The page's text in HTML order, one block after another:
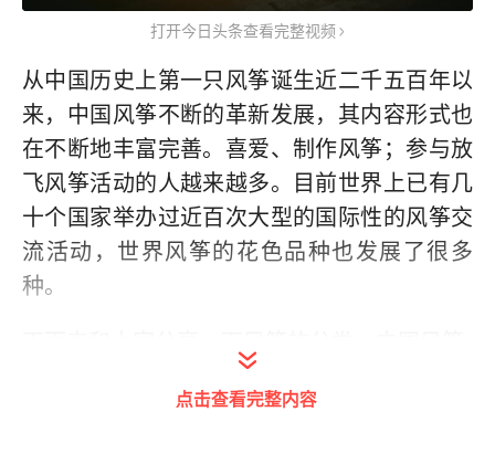
打开今日头条查看完整视频
从中国历史上第一只风筝诞生近二千五百年以
来，中国风筝不断的革新发展，其内容形式也
在不断地丰富完善。喜爱、制作风筝；参与放
飞风筝活动的人越来越多。目前世界上已有几
十个国家举办过近百次大型的国际性的风筝交
流活动，世界风筝的花色品种也发展了很多
种。
分类的方法很多，可以从结构上分类、按风筝
大小分类、按风筝形状分类、按艺术风格分
点击查看完整内容